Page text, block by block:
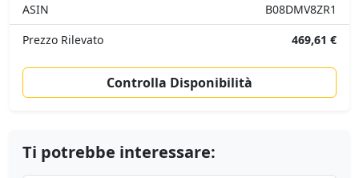
ASIN
B08DMV8ZR1
Prezzo Rilevato
469,61 €
Controlla Disponibilità
Ti potrebbe interessare: